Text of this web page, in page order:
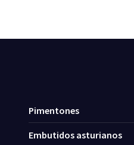
Pimentones
Embutidos asturianos